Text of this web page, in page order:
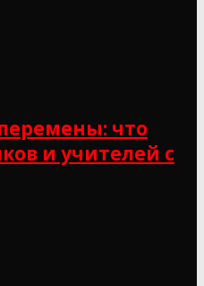
что
и учителей с